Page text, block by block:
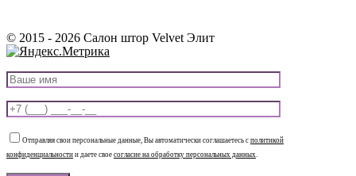
© 2015 - 2026 Салон штор Velvet Элит
Отправляя свои персональные данные, Вы автоматически соглашаетесь с политикой
конфиденциальности и даете свое согласие на обработку персональных данных.